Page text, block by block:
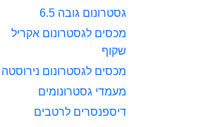
גסטרונום גובה 6.5
מכסים לגסטרונום אקריל
שקוף
מכסים לגסטרונום נירוסטה
מעמדי גסטרונומים
דיספנסרים לרטבים